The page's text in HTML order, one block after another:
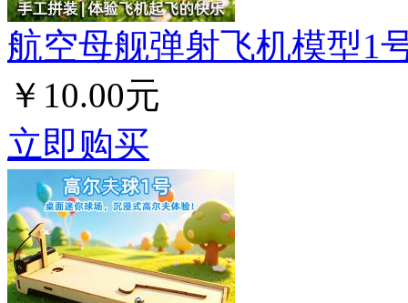
航空母舰弹射飞机模型1
￥10.00元
立即购买